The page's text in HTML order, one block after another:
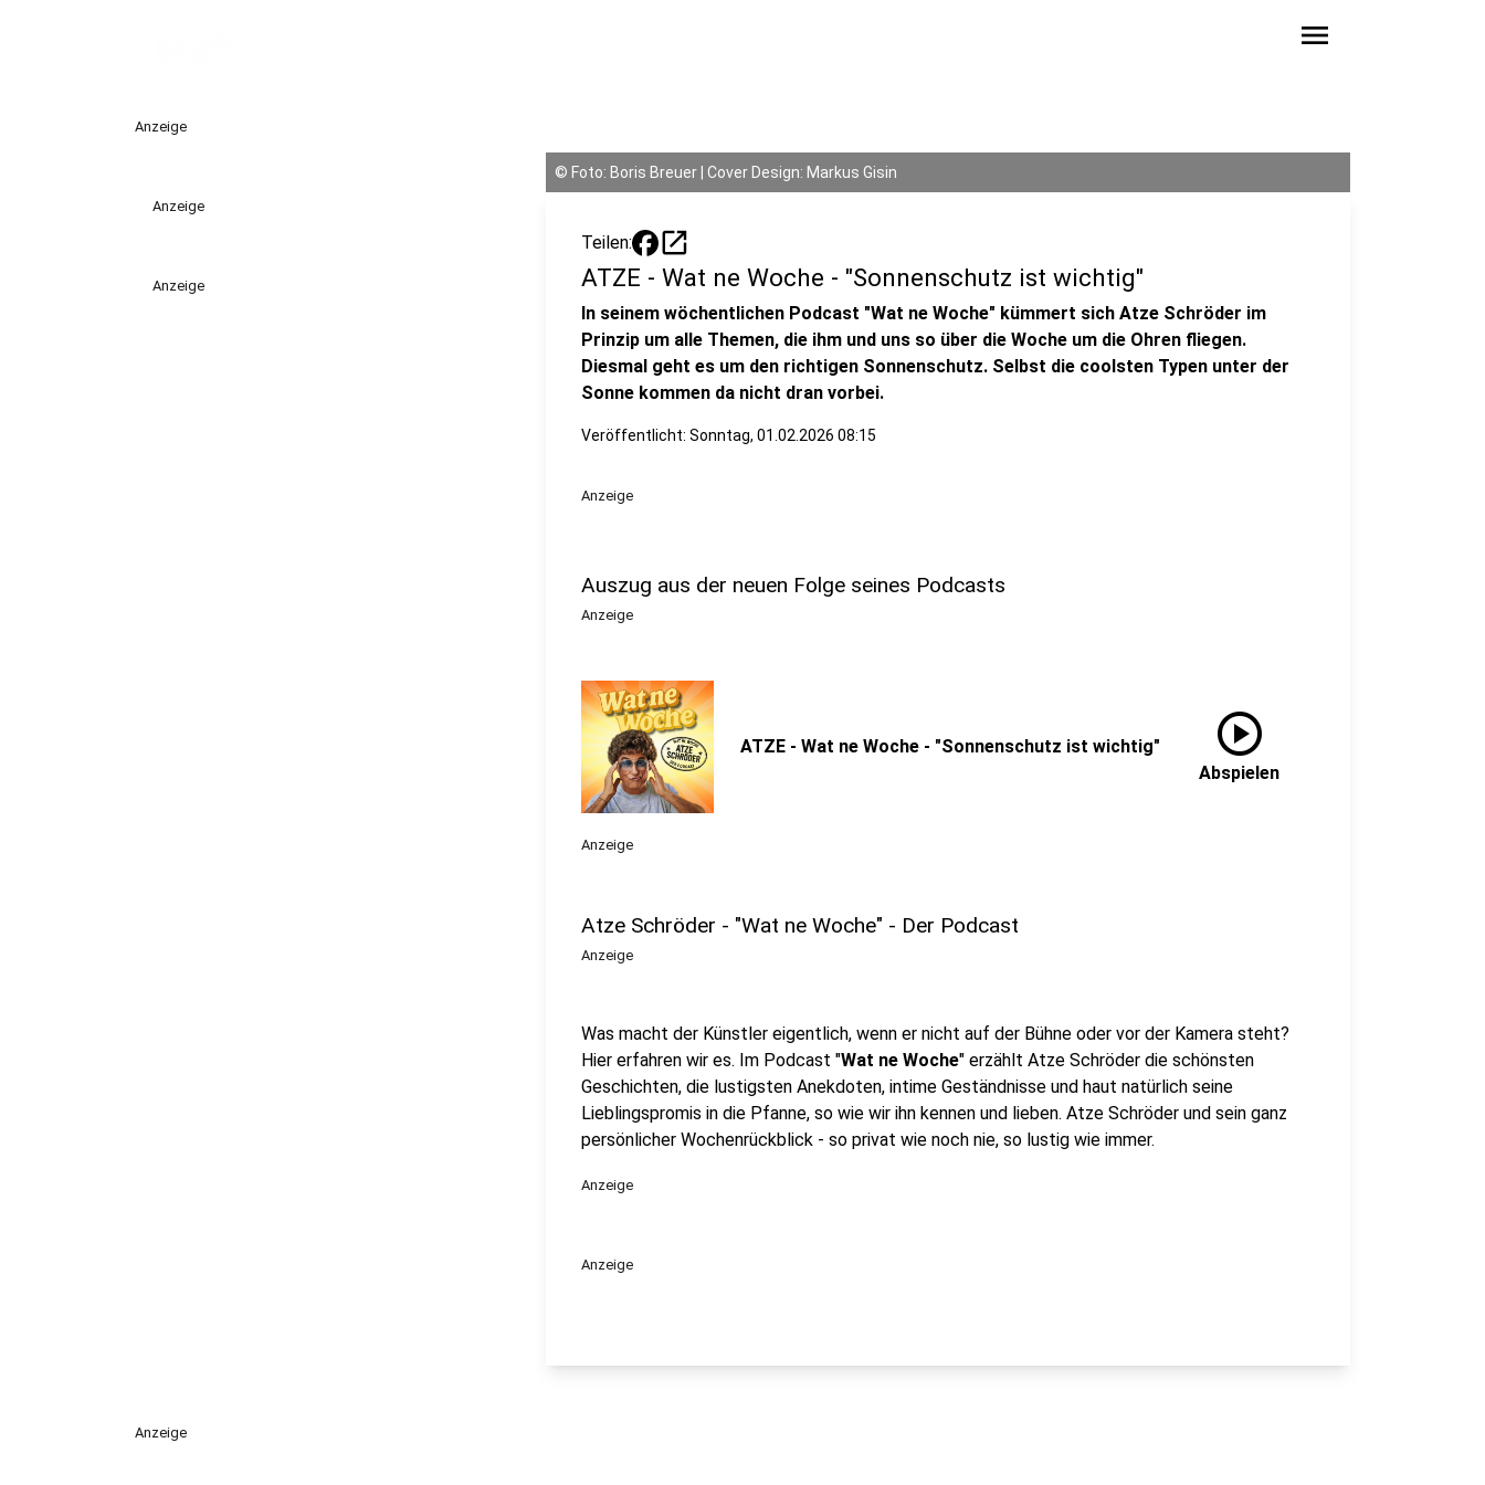
menu
Anzeige
Anzeige
Anzeige
© Foto: Boris Breuer | Cover Design: Markus Gisin
Teilen: open_in_new
ATZE - Wat ne Woche - "Sonnenschutz ist wichtig"
In seinem wöchentlichen Podcast "Wat ne Woche" kümmert sich Atze Schröder im
Prinzip um alle Themen, die ihm und uns so über die Woche um die Ohren fliegen.
Diesmal geht es um den richtigen Sonnenschutz. Selbst die coolsten Typen unter der
Sonne kommen da nicht dran vorbei.
Veröffentlicht: Sonntag, 01.02.2026 08:15
Anzeige
Auszug aus der neuen Folge seines Podcasts
Anzeige
ATZE - Wat ne Woche - "Sonnenschutz ist wichtig" play_circle
Abspielen
Anzeige
Atze Schröder - "Wat ne Woche" - Der Podcast
Anzeige
Was macht der Künstler eigentlich, wenn er nicht auf der Bühne oder vor der Kamera steht?
Hier erfahren wir es. Im Podcast "Wat ne Woche" erzählt Atze Schröder die schönsten
Geschichten, die lustigsten Anekdoten, intime Geständnisse und haut natürlich seine
Lieblingspromis in die Pfanne, so wie wir ihn kennen und lieben. Atze Schröder und sein ganz
persönlicher Wochenrückblick - so privat wie noch nie, so lustig wie immer.
Anzeige
Anzeige
Anzeige